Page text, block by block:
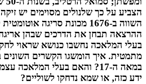
הצביע על כך שלנולים מסוימים יש
השווה ב-1676 מכונת סריגה
ההרצאה תבחן את הדרכים שבהן
בעלי המלאכה נחשבו כנושא שראוי
מתמטית. איך הומשגו הקשרים השונים
במאה ה-17? והאם בעלי המלאכה
ידע כזה, או שמא נדחקו לשוליים?